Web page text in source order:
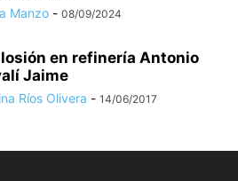
Manzo - 08/09/2024
en refinería Antonio
Jaime
Ríos Olivera - 14/06/2017